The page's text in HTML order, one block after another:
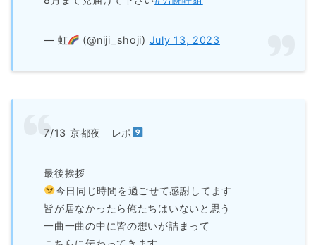
— 虹 (@niji_shoji) July 13, 2023
7/13 京都夜 レポ
最後挨拶
今日同じ時間を過ごせて感謝してます
皆が居なかったら俺たちはいないと思う
一曲一曲の中に皆の想いが詰まって